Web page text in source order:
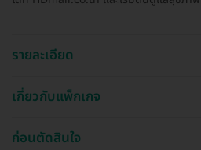
รายละเอียด
เกี่ยวกับแพ็กเกจ
ก่อนตัดสินใจ